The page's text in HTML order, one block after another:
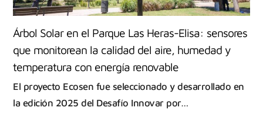
Árbol Solar en el Parque Las Heras-Elisa: sensores
que monitorean la calidad del aire, humedad y
temperatura con energía renovable
El proyecto Ecosen fue seleccionado y desarrollado en
la edición 2025 del Desafío Innovar por…